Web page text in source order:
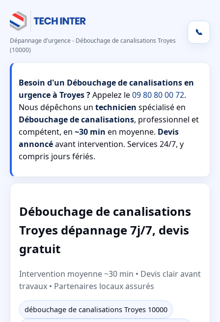
Dépannage d'urgence - Débouchage de canalisations Troyes
(10000)
📞
Besoin d'un Débouchage de canalisations en
urgence à Troyes ?Appelez le09 80 80 00 72.
Nous dépêchons un technicien spécialisé en
Débouchage de canalisations, professionnel et
compétent, en ~30 min en moyenne. Devis
annoncéavant intervention. Services 24/7, y
compris jours fériés.
Débouchage de canalisations
Troyes dépannage 7j/7, devis
gratuit
Intervention moyenne ~30 min • Devis clair avant
travaux • Partenaires locaux assurés
débouchage de canalisations Troyes 10000